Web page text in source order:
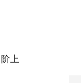
上